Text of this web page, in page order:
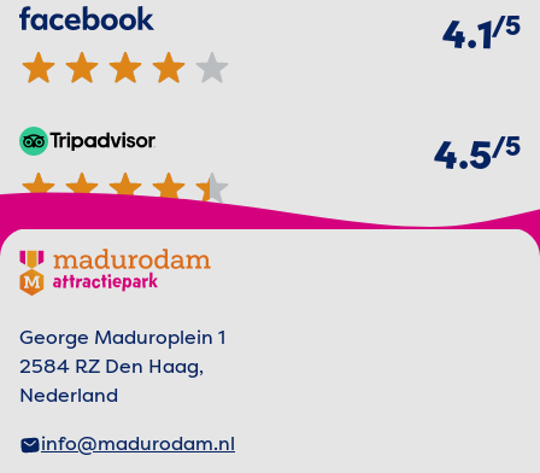
Facebook
4.1 van 5 sterren 4.1
van 5
TripAdvisor
4.5 van 5 sterren 4.5
van 5
Footer menu
Madurodam logo, naar de homepage
George Maduroplein 1
2584 RZ Den Haag,
Nederland
info@madurodam.nl